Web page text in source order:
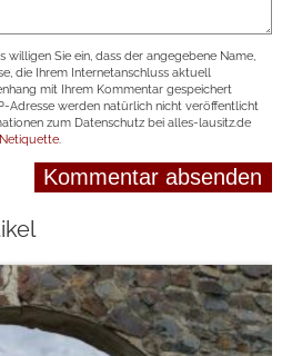
Sie ein, dass der angegebene Name,
die Ihrem Internetanschluss aktuell
mit Ihrem Kommentar gespeichert
Adresse werden natürlich nicht veröffentlicht
zum Datenschutz bei alles-lausitz.de
Netiquette.